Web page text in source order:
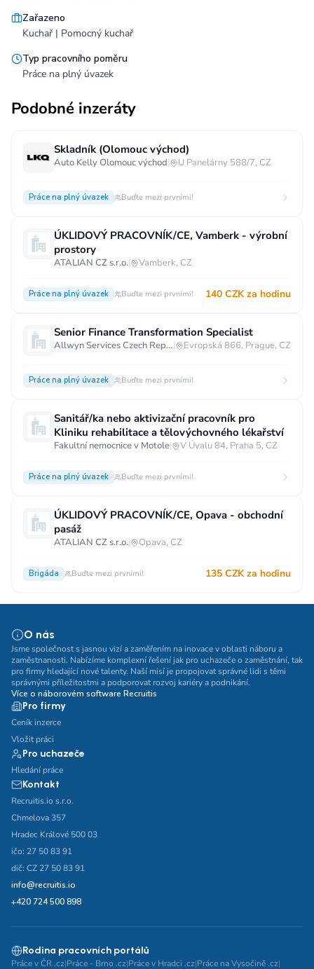
Zařazeno
Kuchař | Pomocný kuchař
Typ pracovního poměru
Práce na plný úvazek
Podobné inzeráty
Skladník (Olomouc východ)
Auto Kelly Olomouc východ| U Panelárny 588/7, CZ
Práce na plný úvazek Buďte mezi prvními!
ÚKLIDOVÝ PRACOVNÍK/CE, Vamberk - výrobní
prostory
ATALIAN CZ s.r.o.| Vamberk, CZ
Práce na plný úvazek Buďte mezi prvními! 140 CZK za hodinu
Senior Finance Transformation Specialist
Allwyn Services Czech Republic a.s.| Evropská 866, Prague, CZ
Práce na plný úvazek Buďte mezi prvními!
Sanitář/ka nebo aktivizační pracovník pro
Kliniku rehabilitace a tělovýchovného lékařství
Fakultní nemocnice v Motole| V Úvalu 84, Praha 5, CZ
Práce na plný úvazek Buďte mezi prvními!
ÚKLIDOVÝ PRACOVNÍK/CE, Opava - obchodní
pasáž
ATALIAN CZ s.r.o.| Opava, CZ
Brigáda Buďte mezi prvními! 135 CZK za hodinu
O nás
Jsme společnost s jasnou vizí a zaměřením na inovace v oblasti náboru a
zaměstnanosti. Nabízíme komplexní řešení jak pro uchazeče o zaměstnání, tak
pro firmy hledající nové talenty. Naší misí je propojovat správné lidi s těmi
správnými příležitostmi a podporovat rozvoj kariéry a podnikání.
Více o náborovém software Recruitis
Pro firmy
Ceník inzerce
Vložit práci
Pro uchazeče
Hledání práce
Kontakt
Recruitis.io s.r.o.
Chmelova 357
Hradec Králové 500 03
ičo: 27 50 83 91
dič: CZ 27 50 83 91
info@recruitis.io
+420 724 500 898
Rodina pracovních portálů
Práce v ČR .cz|Práce - Brno .cz|Práce v Hradci .cz|Práce na Vysočině .cz|